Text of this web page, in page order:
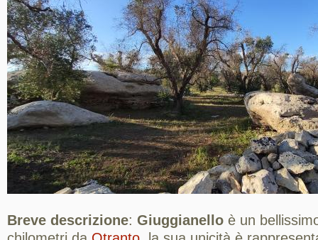
Breve descrizione: Giuggianello è un